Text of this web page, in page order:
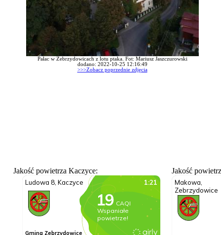
Pałac w Zebrzydowicach z lotu ptaka. Fot: Mariusz Jaszczurowski
dodano: 2022-10-25 12:16:49
>>>Zobacz poprzednie zdjęcia
Jakość powietrza Kaczyce: Jakość